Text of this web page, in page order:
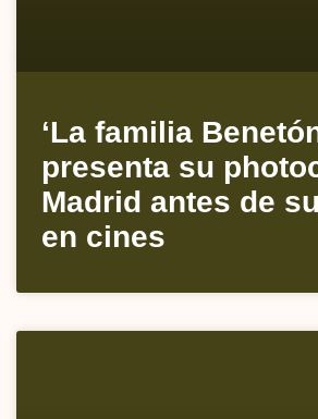
‘La familia
presenta su
Madrid antes de
en cines